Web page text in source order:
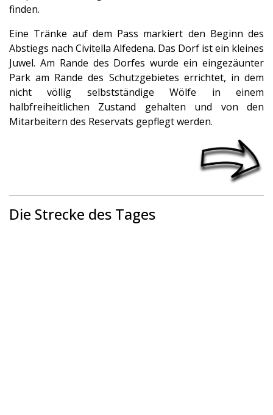
finden.
Eine Tränke auf dem Pass markiert den Beginn des
Abstiegs nach Civitella Alfedena. Das Dorf ist ein kleines
Juwel. Am Rande des Dorfes wurde ein eingezäunter
Park am Rande des Schutzgebietes errichtet, in dem
nicht völlig selbstständige Wölfe in einem
halbfreiheitlichen Zustand gehalten und von den
Mitarbeitern des Reservats gepflegt werden.
Die Strecke des Tages